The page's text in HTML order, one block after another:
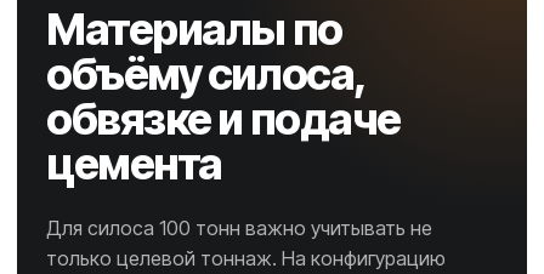
Материалы по
объёму силоса,
обвязке и подаче
цемента
Для силоса 100 тонн важно учитывать не
только целевой тоннаж. На конфигурацию